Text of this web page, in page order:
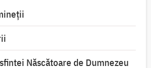
Născătoare de Dumnezeu